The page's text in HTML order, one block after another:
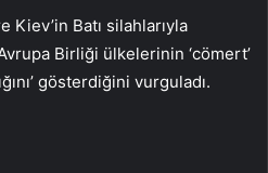
Batı silahlarıyla
Birliği ülkelerinin ‘cömert’
gösterdiğini vurguladı.